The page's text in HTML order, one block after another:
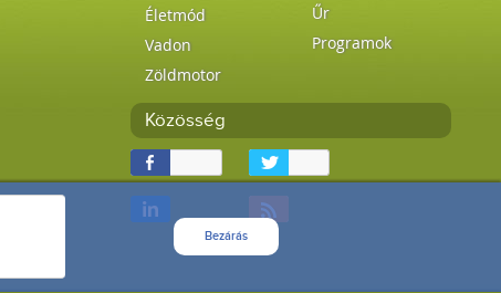
Bezárás
Életmód
Vadon
Zöldmotor
Űr
Programok
Közösség